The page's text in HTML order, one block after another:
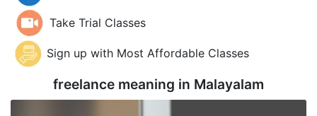
Take Trial Classes
Sign up with Most Affordable Classes
freelance meaning in Malayalam